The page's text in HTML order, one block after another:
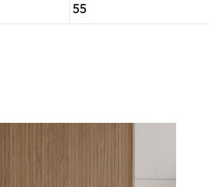
55